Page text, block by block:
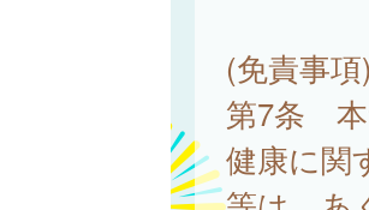
(免責事項)
第7条 本
健康に関